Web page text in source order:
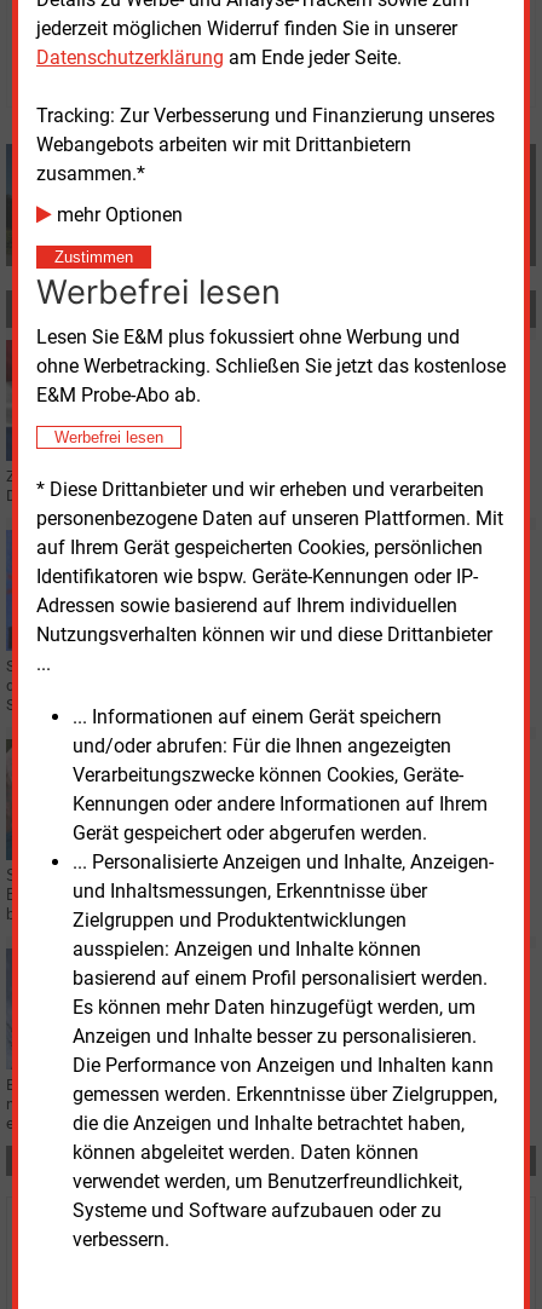
jederzeit möglichen Widerruf finden Sie in unserer
Datenschutzerklärung am Ende jeder Seite.
Tracking: Zur Verbesserung und Finanzierung unseres
Webangebots arbeiten wir mit Drittanbietern
zusammen.*
mehr Optionen
Zustimmen
Werbefrei lesen
Lesen Sie E&M plus fokussiert ohne Werbung und
ohne Werbetracking. Schließen Sie jetzt das kostenlose
E&M Probe-Abo ab.
Werbefrei lesen
* Diese Drittanbieter und wir erheben und verarbeiten
personenbezogene Daten auf unseren Plattformen. Mit
auf Ihrem Gerät gespeicherten Cookies, persönlichen
Identifikatoren wie bspw. Geräte-Kennungen oder IP-
Adressen sowie basierend auf Ihrem individuellen
Nutzungsverhalten können wir und diese Drittanbieter
...
... Informationen auf einem Gerät speichern
und/oder abrufen: Für die Ihnen angezeigten
Verarbeitungszwecke können Cookies, Geräte-
Kennungen oder andere Informationen auf Ihrem
Gerät gespeichert oder abgerufen werden.
... Personalisierte Anzeigen und Inhalte, Anzeigen-
und Inhaltsmessungen, Erkenntnisse über
Zielgruppen und Produktentwicklungen
ausspielen: Anzeigen und Inhalte können
basierend auf einem Profil personalisiert werden.
Es können mehr Daten hinzugefügt werden, um
Anzeigen und Inhalte besser zu personalisieren.
Die Performance von Anzeigen und Inhalten kann
gemessen werden. Erkenntnisse über Zielgruppen,
die die Anzeigen und Inhalte betrachtet haben,
können abgeleitet werden. Daten können
verwendet werden, um Benutzerfreundlichkeit,
Systeme und Software aufzubauen oder zu
verbessern.
MBI
© 2026 Energie & Management GmbH
MEHR ZUM THEMA
Niederlande stellen Produktion in Groningen ein
Zum 1. Oktober wird die reguläre Erdgasförderungen in Groningen eingestellt.
Das hat die Regierung angekündigt.
Freitag, 23.06.2023, 15:25
ELEKTROFAHRZEUGE
"E-Mobilität ist in der Mitte der Gesellschaft
Shell hat zum vierten Mal eine große Umfrage zur Nutzung von E-Autos
durchgeführt. Die Nutzer wünschen verstärkt Rund-um-Sorglospakte bei der
Stromversorgung.
Donnerstag, 8.06.2023, 11:46
VERTRIEB
Shell verkauft Privatkundengeschäft in Deutschland
Shell zieht sich aus dem deutschen Endkundengeschäft für Strom und
Biogas zurück. Derzeit würden Käufer für dieses Portfolio gesucht,
bestätigte das Unternehmen auf Anfrage.
E&M STROMNETZ
So teilt man eine Stromgebotszone
Eine Teilung der deutsch-luxemburgischen Stromgebotszone kann nicht
national beschlossen werden. Ein Hintergrundpapier erläutert das
europäische Verfahren und die Zuständigkeiten.
Teilen:
Haben Sie Interesse an Content oder